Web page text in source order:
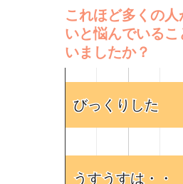
これほど多くの
いと悩んでいるこ
いましたか？
びっくりした
びっくりした
うすうすは・・
うすうすは・・